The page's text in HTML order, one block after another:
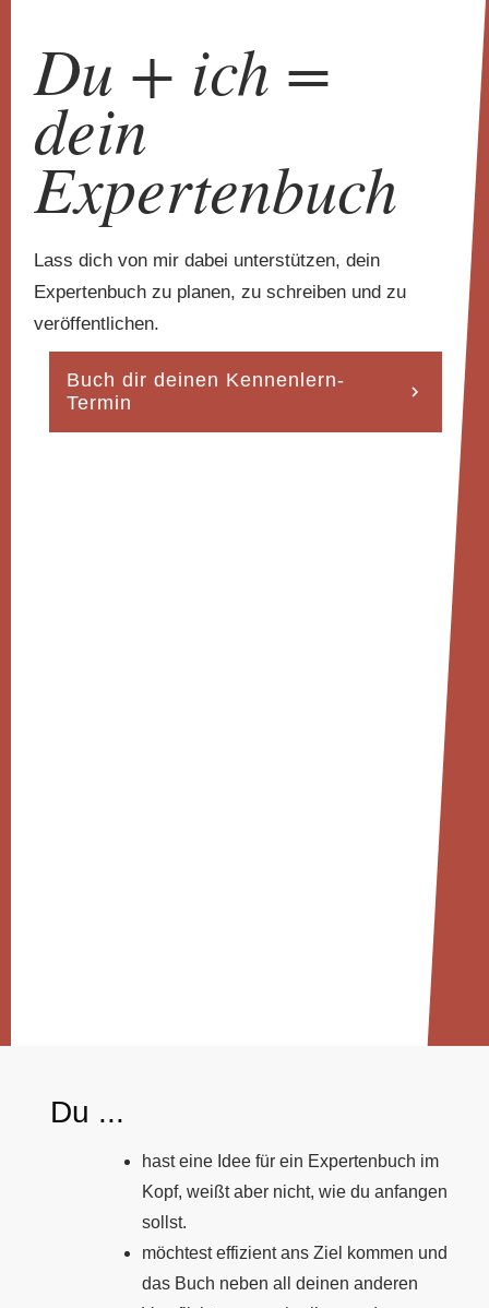
Du + ich =
dein
Expertenbuch
Lass dich von mir dabei unterstützen, dein
Expertenbuch zu planen, zu schreiben und zu
veröffentlichen.
Buch dir deinen Kennenlern-
Termin
Du ...
hast eine Idee für ein Expertenbuch im
Kopf, weißt aber nicht, wie du anfangen
sollst.
möchtest effizient ans Ziel kommen und
das Buch neben all deinen anderen